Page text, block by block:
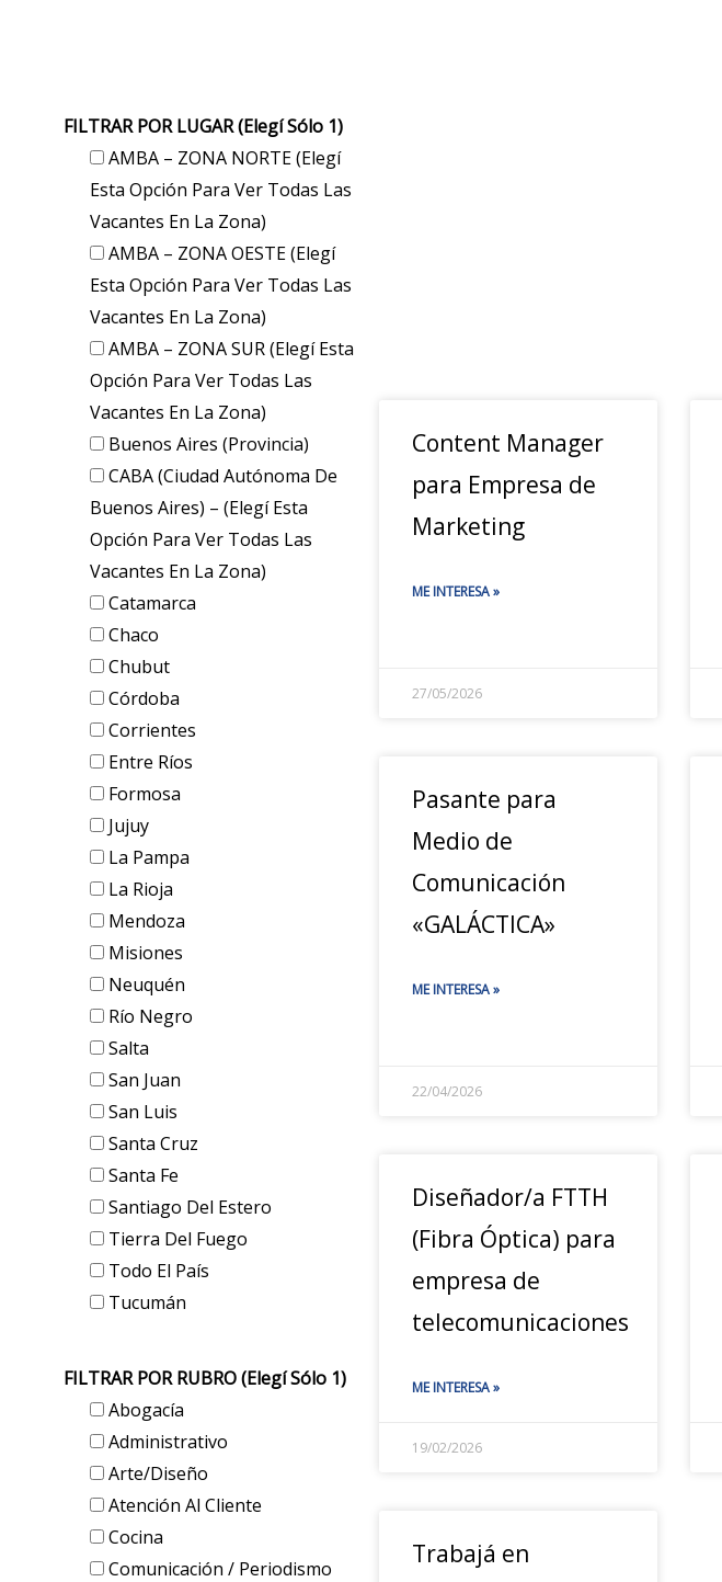
FILTRAR POR LUGAR (elegí Sólo 1)
AMBA – ZONA NORTE (elegí
Esta Opción Para Ver Todas Las
Vacantes En La Zona)
AMBA – ZONA OESTE (elegí
Esta Opción Para Ver Todas Las
Vacantes En La Zona)
AMBA – ZONA SUR (elegí Esta
Opción Para Ver Todas Las
Vacantes En La Zona)
Buenos Aires (provincia)
CABA (Ciudad Autónoma De
Buenos Aires) – (elegí Esta
Opción Para Ver Todas Las
Vacantes En La Zona)
Catamarca
Chaco
Chubut
Córdoba
Corrientes
Entre Ríos
Formosa
Jujuy
La Pampa
La Rioja
Mendoza
Misiones
Neuquén
Río Negro
Salta
San Juan
San Luis
Santa Cruz
Santa Fe
Santiago Del Estero
Tierra Del Fuego
Todo El País
Tucumán
FILTRAR POR RUBRO (elegí Sólo 1)
Abogacía
Administrativo
Arte/Diseño
Atención Al Cliente
Cocina
Comunicación / Periodismo
Content Manager
para Empresa de
Marketing
ME INTERESA »
27/05/2026
Pasante para
Medio de
Comunicación
«GALÁCTICA»
ME INTERESA »
22/04/2026
Diseñador/a FTTH
(Fibra Óptica) para
empresa de
telecomunicaciones
ME INTERESA »
19/02/2026
Trabajá en